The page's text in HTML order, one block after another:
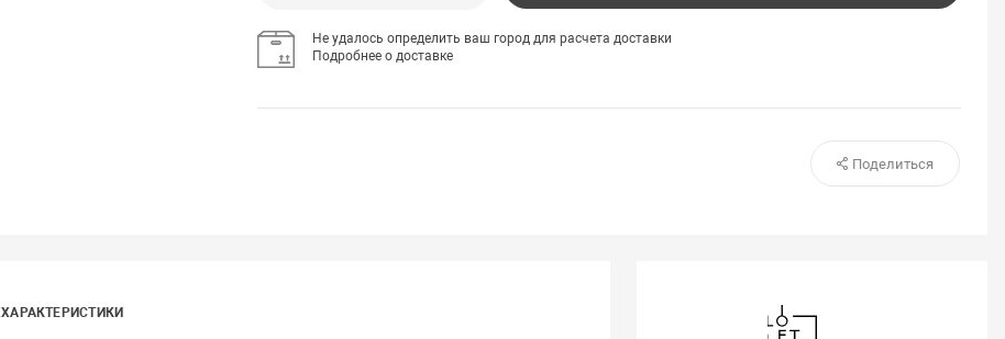
Не удалось определить ваш город для расчета доставки
Подробнее о доставке
Поделиться
ХАРАКТЕРИСТИКИ